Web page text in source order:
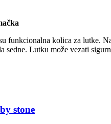
funkcionalna kolica za lutke.
sedne. Lutku može vezati
stone